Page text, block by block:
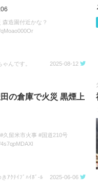
森造園付近かな？
ゃんです。 2025-08-12
の倉庫で火災 黒煙上
久留米市火事 #国道210号
きｱｸﾃｲﾌﾞﾊｲﾎﾞ-ﾙ 2025-06-06